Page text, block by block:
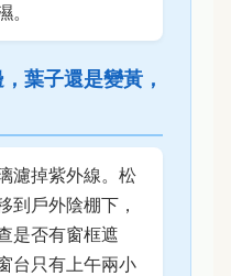
葉子還是變黃，
濾掉紫外線。松
到戶外陰棚下，
是否有窗框遮
台只有上午兩小